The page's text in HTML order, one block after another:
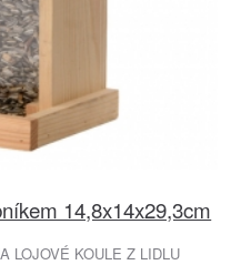
14,8x14x29,3cm
LOJOVÉ KOULE Z LIDLU